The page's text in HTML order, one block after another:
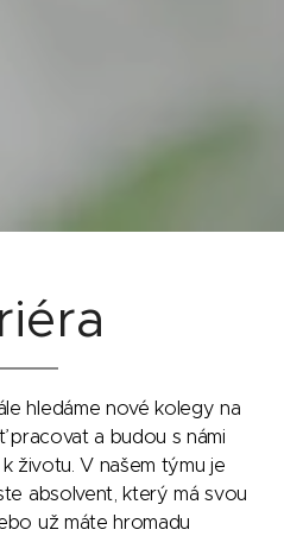
hledáme nové kolegy na
pracovat a budou s námi
životu. V našem týmu je
absolvent, který má svou
už máte hromadu